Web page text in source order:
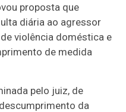
proposta que
diária ao agressor
violência doméstica e
de medida
pelo juiz, de
da